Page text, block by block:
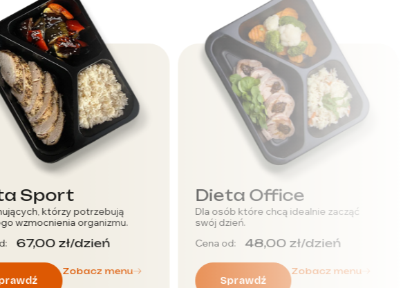
Dieta Office
Dla osób które chcą idealnie zacząć
swój dzień.
Cena od:
48,00zł/dzień
Sprawdź
Zobacz menu
Dieta Niskie IG
Dieta z niskim indeksem
dla osób zmagających się z cukrzycą